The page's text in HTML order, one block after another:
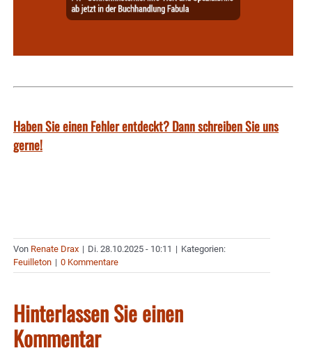
Haben Sie einen Fehler entdeckt? Dann schreiben Sie uns
gerne!
Von Renate Drax | Di. 28.10.2025 - 10:11 | Kategorien:
Feuilleton | 0 Kommentare
Hinterlassen Sie einen
Kommentar